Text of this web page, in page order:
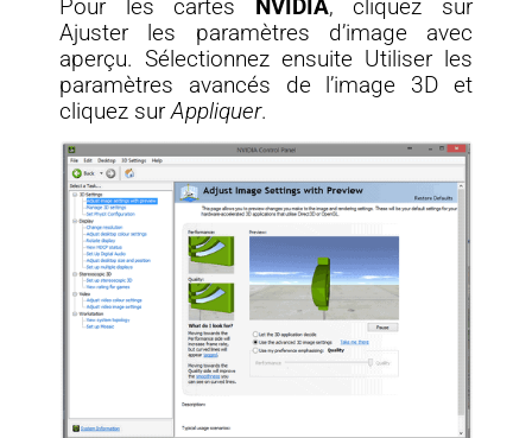
Pour les cartes NVIDIA, cliquez sur
Ajuster les paramètres d’image avec
aperçu. Sélectionnez ensuite Utiliser les
paramètres avancés de l’image 3D et
cliquez surAppliquer.